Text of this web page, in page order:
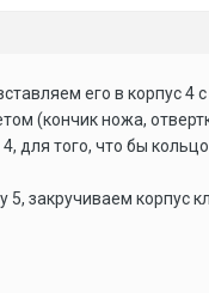
его в корпус 4
(кончик ножа,
для того, что бы
закручиваем корпус